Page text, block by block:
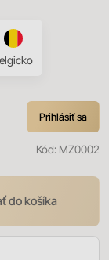
Prihlásiť sa
Kód: MZ0002
do košíka